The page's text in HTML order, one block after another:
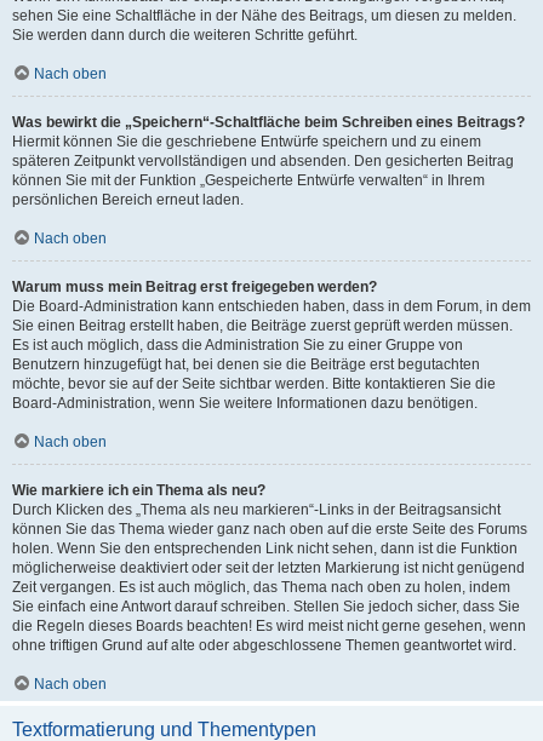
sehen Sie eine Schaltfläche in der Nähe des Beitrags, um diesen zu melden.
Sie werden dann durch die weiteren Schritte geführt.
Nach oben
Was bewirkt die „Speichern“-Schaltfläche beim Schreiben eines Beitrags?
Hiermit können Sie die geschriebene Entwürfe speichern und zu einem
späteren Zeitpunkt vervollständigen und absenden. Den gesicherten Beitrag
können Sie mit der Funktion „Gespeicherte Entwürfe verwalten“ in Ihrem
persönlichen Bereich erneut laden.
Nach oben
Warum muss mein Beitrag erst freigegeben werden?
Die Board-Administration kann entschieden haben, dass in dem Forum, in dem
Sie einen Beitrag erstellt haben, die Beiträge zuerst geprüft werden müssen.
Es ist auch möglich, dass die Administration Sie zu einer Gruppe von
Benutzern hinzugefügt hat, bei denen sie die Beiträge erst begutachten
möchte, bevor sie auf der Seite sichtbar werden. Bitte kontaktieren Sie die
Board-Administration, wenn Sie weitere Informationen dazu benötigen.
Nach oben
Wie markiere ich ein Thema als neu?
Durch Klicken des „Thema als neu markieren“-Links in der Beitragsansicht
können Sie das Thema wieder ganz nach oben auf die erste Seite des Forums
holen. Wenn Sie den entsprechenden Link nicht sehen, dann ist die Funktion
möglicherweise deaktiviert oder seit der letzten Markierung ist nicht genügend
Zeit vergangen. Es ist auch möglich, das Thema nach oben zu holen, indem
Sie einfach eine Antwort darauf schreiben. Stellen Sie jedoch sicher, dass Sie
die Regeln dieses Boards beachten! Es wird meist nicht gerne gesehen, wenn
ohne triftigen Grund auf alte oder abgeschlossene Themen geantwortet wird.
Nach oben
Textformatierung und Thementypen